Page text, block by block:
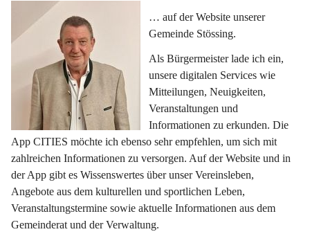
… auf der Website unserer
Gemeinde Stössing.
Als Bürgermeister lade ich ein,
unsere digitalen Services wie
Mitteilungen, Neuigkeiten,
Veranstaltungen und
Informationen zu erkunden. Die
App CITIES möchte ich ebenso sehr empfehlen, um sich mit
zahlreichen Informationen zu versorgen. Auf der Website und in
der App gibt es Wissenswertes über unser Vereinsleben,
Angebote aus dem kulturellen und sportlichen Leben,
Veranstaltungstermine sowie aktuelle Informationen aus dem
Gemeinderat und der Verwaltung.